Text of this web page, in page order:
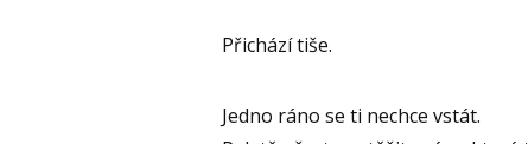
Přichází tiše.
Jedno ráno se ti nechce vstát.